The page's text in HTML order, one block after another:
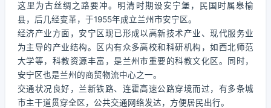
这里为古丝绸之路要冲。明清时期设安宁堡，民国时属皋榆
县，后几经变革，于1955年成立兰州市安宁区。
经济产业方面，安宁区现已形成以高新技术产业、现代服务业
为主导的产业结构。区内有众多高校和科研机构，如西北师范
大学等，科教资源丰富，是兰州市重要的科教文化区。同时，
安宁区也是兰州的商贸物流中心之一。
交通状况良好，兰新铁路、连霍高速公路穿境而过，有多条城
市主干道贯穿全区，公共交通网络发达，方便居民出行。